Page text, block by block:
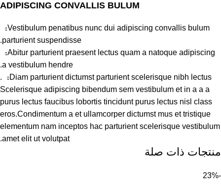
ADIPISCING CONVALLIS BULUM
Vestibulum penatibus nunc dui adipiscing convallis bulum
parturient suspendisse.
Abitur parturient praesent lectus quam a natoque adipiscing
a vestibulum hendre.
Diam parturient dictumst parturient scelerisque nibh lectus.
Scelerisque adipiscing bibendum sem vestibulum et in a a a
purus lectus faucibus lobortis tincidunt purus lectus nisl class
eros.Condimentum a et ullamcorper dictumst mus et tristique
elementum nam inceptos hac parturient scelerisque vestibulum
amet elit ut volutpat.
منتجات ذات صلة
-23%